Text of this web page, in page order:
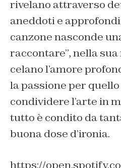
rivelano attraverso
aneddoti e
canzone nasconde
raccontare”, nella
celano l’amore
la passione per quello
condividere l’arte in
tutto è condito da
buona dose d’ironia.
https://